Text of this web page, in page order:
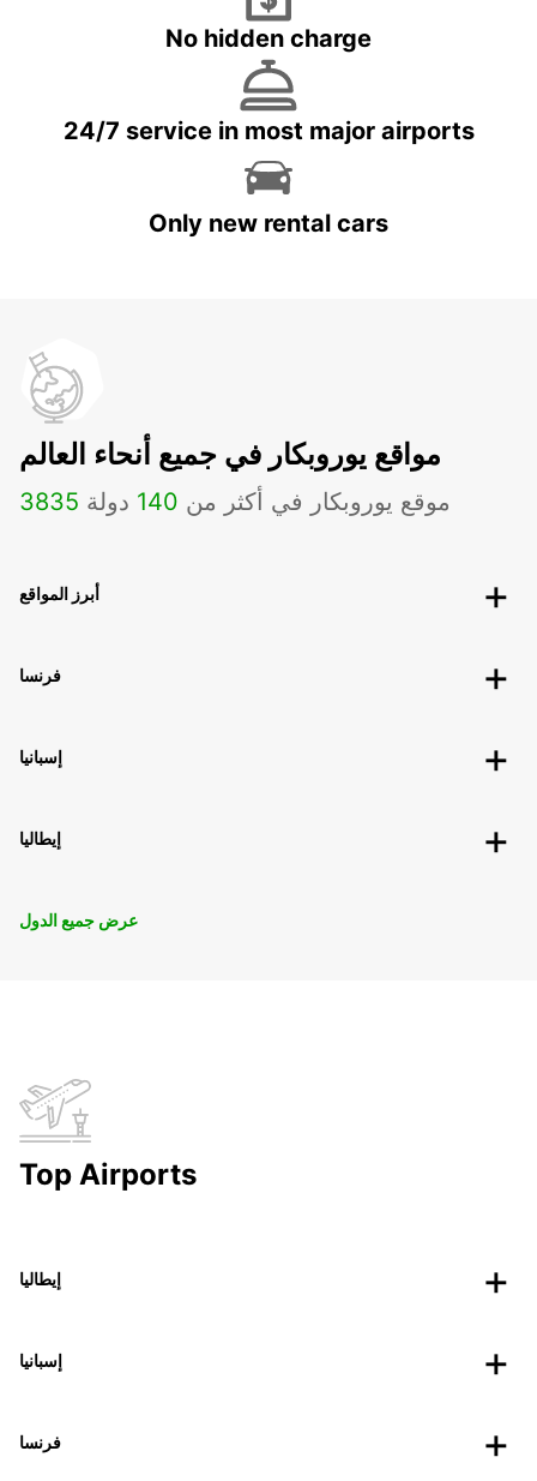
No hidden charge
24/7 service in most major airports
Only new rental cars
مواقع يوروبكار في جميع أنحاء العالم
3835 موقع يوروبكار في أكثر من 140 دولة
أبرز المواقع
فرنسا
إسبانيا
إيطاليا
عرض جميع الدول
Top Airports
إيطاليا
إسبانيا
فرنسا